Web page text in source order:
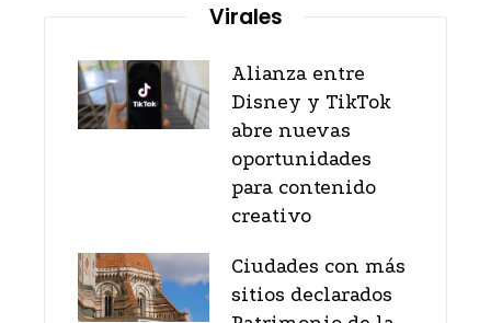
Virales
Alianza entre
Disney y TikTok
abre nuevas
oportunidades
para contenido
creativo
Ciudades con más
sitios declarados